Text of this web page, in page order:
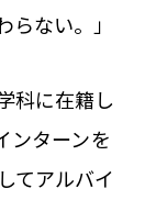
ない。」
科に在籍し
ンターンを
てアルバイ